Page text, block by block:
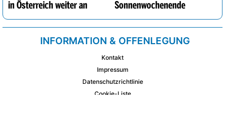
in Österreich weiter an Sonnenwochenende
INFORMATION & OFFENLEGUNG
Kontakt
Impressum
Datenschutzrichtlinie
Cookie-Liste